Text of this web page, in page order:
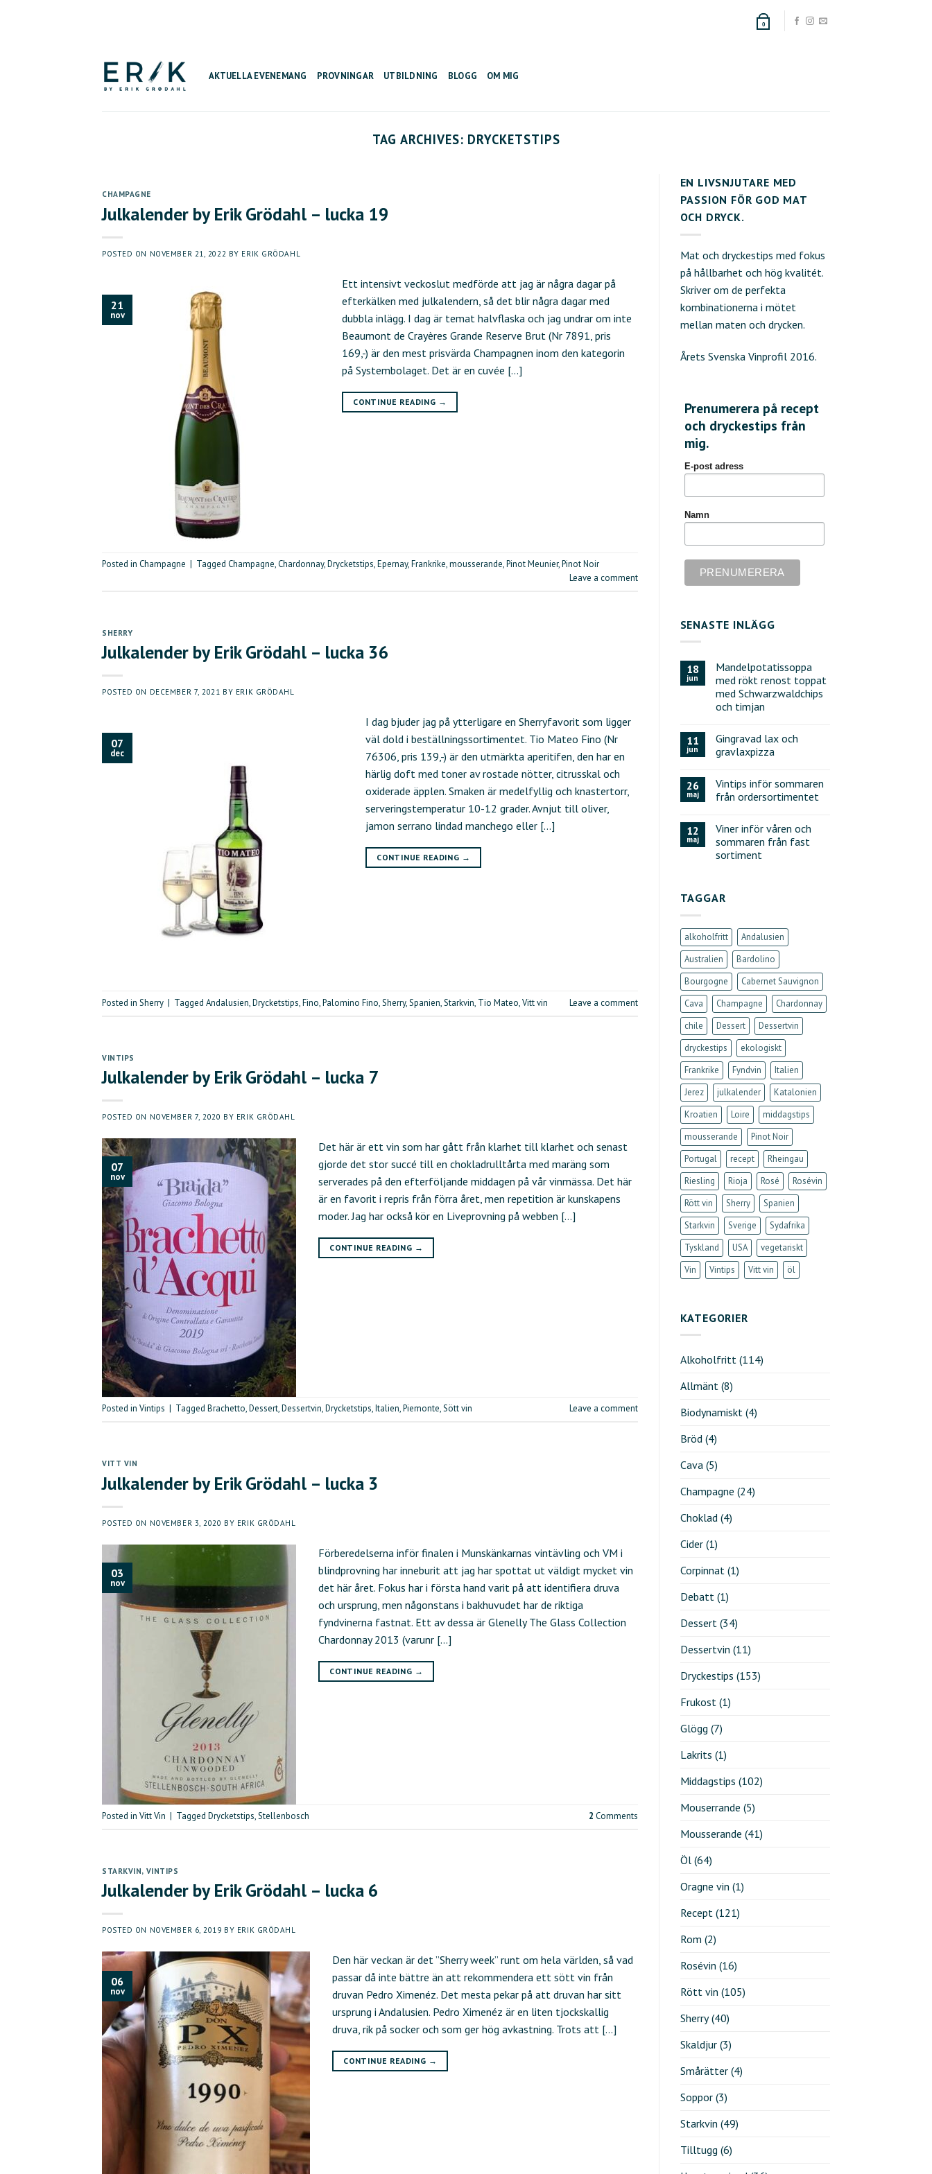
0
AKTUELLA EVENEMANG PROVNINGAR UTBILDNING BLOGG OM MIG
TAG ARCHIVES: DRYCKETSTIPS
CHAMPAGNE
Julkalender by Erik Grödahl – lucka 19
POSTED ON NOVEMBER 21, 2022 BY ERIK GRÖDAHL
21
nov
Ett intensivt veckoslut medförde att jag är några dagar på
efterkälken med julkalendern, så det blir några dagar med
dubbla inlägg. I dag är temat halvflaska och jag undrar om inte
Beaumont de Crayères Grande Reserve Brut (Nr 7891, pris
169,-) är den mest prisvärda Champagnen inom den kategorin
på Systembolaget. Det är en cuvée […]
CONTINUE READING →
Posted in Champagne | Tagged Champagne,Chardonnay,Drycketstips,Epernay,Frankrike,mousserande,Pinot Meunier,Pinot Noir
Leave a comment
SHERRY
Julkalender by Erik Grödahl – lucka 36
POSTED ON DECEMBER 7, 2021 BY ERIK GRÖDAHL
07
dec
I dag bjuder jag på ytterligare en Sherryfavorit som ligger
väl dold i beställningssortimentet. Tio Mateo Fino (Nr
76306, pris 139,-) är den utmärkta aperitifen, den har en
härlig doft med toner av rostade nötter, citrusskal och
oxiderade äpplen. Smaken är medelfyllig och knastertorr,
serveringstemperatur 10-12 grader. Avnjut till oliver,
jamon serrano lindad manchego eller […]
CONTINUE READING →
Posted in Sherry | Tagged Andalusien,Drycketstips,Fino,Palomino Fino,Sherry,Spanien,Starkvin, Tio Mateo,Vitt vin Leave a comment
VINTIPS
Julkalender by Erik Grödahl – lucka 7
POSTED ON NOVEMBER 7, 2020 BY ERIK GRÖDAHL
07
nov
Det här är ett vin som har gått från klarhet till klarhet och senast
gjorde det stor succé till en chokladrulltårta med maräng som
serverades på den efterföljande middagen på vår vinmässa. Det här
är en favorit i repris från förra året, men repetition är kunskapens
moder. Jag har också kör en Liveprovning på webben […]
CONTINUE READING →
Posted in Vintips Tagged Brachetto,Dessert,Dessertvin,Drycketstips,Italien,Piemonte,Sött vin Leave a comment
VITT VIN
Julkalender by Erik Grödahl – lucka 3
POSTED ON NOVEMBER 3, 2020 BY ERIK GRÖDAHL
03
nov
Förberedelserna inför finalen i Munskänkarnas vintävling och VM i
blindprovning har inneburit att jag har spottat ut väldigt mycket vin
det här året. Fokus har i första hand varit på att identifiera druva
och ursprung, men någonstans i bakhuvudet har de riktiga
fyndvinerna fastnat. Ett av dessa är Glenelly The Glass Collection
Chardonnay 2013 (varunr […]
CONTINUE READING →
Posted in Vitt Vin | Tagged Drycketstips,Stellenbosch 2 Comments
STARKVIN, VINTIPS
Julkalender by Erik Grödahl – lucka 6
POSTED ON NOVEMBER 6, 2019 BY ERIK GRÖDAHL
06
nov
Den här veckan är det ”Sherry week” runt om hela världen, så vad
passar då inte bättre än att rekommendera ett sött vin från
druvan Pedro Ximenéz. Det mesta pekar på att druvan har sitt
ursprung i Andalusien. Pedro Ximenéz är en liten tjockskallig
druva, rik på socker och som ger hög avkastning. Trots att […]
CONTINUE READING →
EN LIVSNJUTARE MED
PASSION FÖR GOD MAT
OCH DRYCK.
Mat och dryckestips med fokus
på hållbarhet och hög kvalitét.
Skriver om de perfekta
kombinationerna i mötet
mellan maten och drycken.
Årets Svenska Vinprofil 2016.
Prenumerera på recept
och dryckestips från
mig.
E-post adress
Namn
SENASTE INLÄGG
18
jun
Mandelpotatissoppa
med rökt renost toppat
med Schwarzwaldchips
och timjan
11
jun
Gingravad lax och
gravlaxpizza
26
maj
Vintips inför sommaren
från ordersortimentet
12
maj
Viner inför våren och
sommaren från fast
sortiment
TAGGAR
alkoholfritt
Andalusien
Australien
Bardolino
Bourgogne
Cabernet Sauvignon
Cava
Champagne
Chardonnay
chile
Dessert
Dessertvin
dryckestips
ekologiskt
Frankrike
Fyndvin
Italien
Jerez
julkalender
Katalonien
Kroatien
Loire
middagstips
mousserande
Pinot Noir
Portugal
recept
Rheingau
Riesling
Rioja Rosé
Rosévin
Rött vin
Sherry
Spanien
Starkvin
Sverige
Sydafrika
Tyskland
USA
vegetariskt
Vin
Vintips Vitt vin öl
KATEGORIER
Alkoholfritt(114)
Allmänt(8)
Biodynamiskt(4)
Bröd(4)
Cava(5)
Champagne (24)
Choklad(4)
Cider(1)
Corpinnat(1)
Debatt(1)
Dessert(34)
Dessertvin (11)
Dryckestips (153)
Frukost(1)
Glögg (7)
Lakrits (1)
Middagstips (102)
Mouserrande (5)
Mousserande (41)
Öl(64)
Oragne vin (1)
Recept(121)
Rom (2)
Rosévin (16)
Rött vin (105)
Sherry(40)
Skaldjur(3)
Smårätter(4)
Soppor(3)
Starkvin (49)
Tilltugg (6)